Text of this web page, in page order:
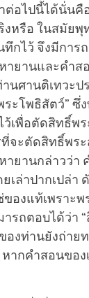
อไปนี้ได้นั่นคื
หรือ ในสมัยพุ
กไว้ จึงมีการ
ยานและคำส
นศานติเทวะป
ะโพธิสัตว์” ซึ่
ว้เพื่อตัดสิทธิ์
จะตัดสิทธิ์พร
ายานกล่าวว่า
เล่าปากเปล่า
องแท้เพราะ
รถตอบได้ว่า
งท่านยังถ่าย
ากคำสอนขอ